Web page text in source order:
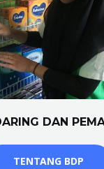
DAN
TENTANG BDP